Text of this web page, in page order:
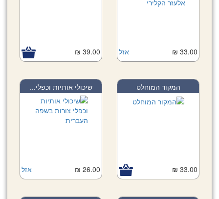
אזל 33.00 ₪
39.00 ₪
המקור המוחלט
33.00 ₪
שיכולי אותיות וכפלי...
אזל 26.00 ₪